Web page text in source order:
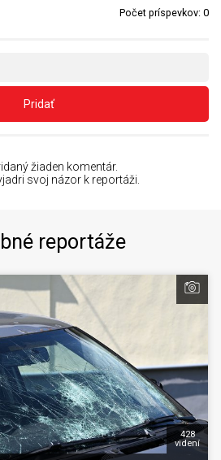
Počet príspevkov: 0
Pridať
žiaden komentár.
svoj názor k reportáži.
reportáže
428
videní